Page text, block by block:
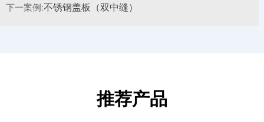
下一案例:不锈钢盖板（双中缝）
推荐产品